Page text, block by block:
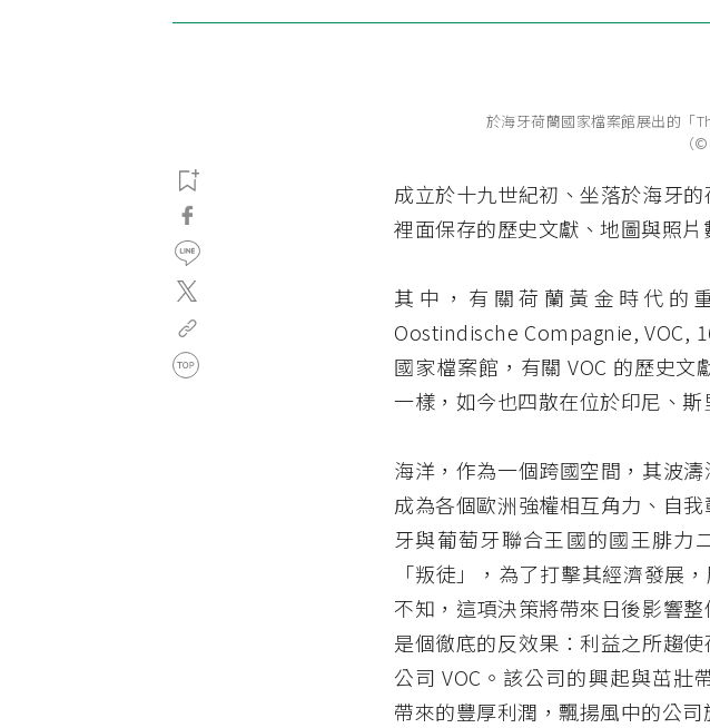
於海牙荷蘭國家檔案館展出的「
（
成立於十九世紀初、坐落於海牙
裡面保存的歷史文獻、地圖與照
其中，有關荷蘭黃金時代的
Oostindische Compagnie, VOC,
國家檔案館，有關 VOC 的歷史
一樣，如今也四散在位於印尼、
海洋，作為一個跨國空間，其波
成為各個歐洲強權相互角力、自
牙與葡萄牙聯合王國的國王腓力
「叛徒」，為了打擊其經濟發展
不知，這項決策將帶來日後影響
是個徹底的反效果：利益之所趨
公司 VOC。該公司的興起與茁壯
帶來的豐厚利潤，飄揚風中的公